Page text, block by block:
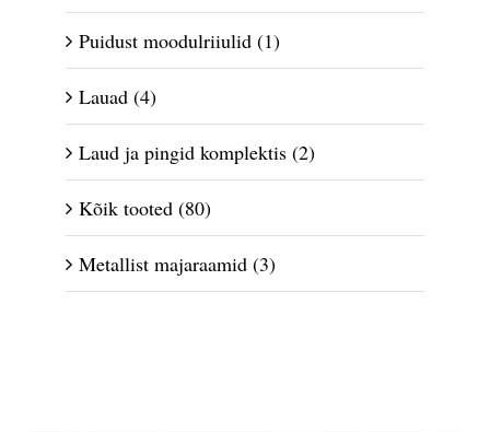
Puidust moodulriiulid (1)
Lauad (4)
Laud ja pingid komplektis (2)
Kõik tooted (80)
Metallist majaraamid (3)